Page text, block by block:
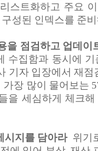
스트화하고 주요
성된 인덱스를 준
을 점검하고 업데이
수집함과 동시에
기자 입장에서 재점
가장 많이 물어보는
을 세심하게 체크
시지를 담아라 위기